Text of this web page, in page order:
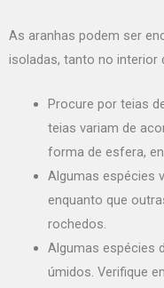
As aranhas podem ser
isoladas, tanto no interior
Procure por teias
teias variam de
forma de esfera,
Algumas espécies
enquanto que
rochedos.
Algumas espécies
úmidos. Verifique